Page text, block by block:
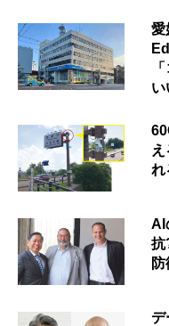
愛
い
れ
AI
抗
デ